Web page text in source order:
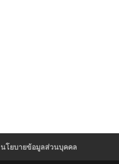
นโยบายข้อมูลส่วนบุคคล